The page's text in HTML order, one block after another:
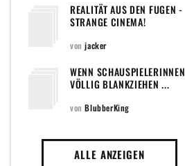
REALITÄT AUS DEN FUGEN -
STRANGE CINEMA!
vonjacker
WENN SCHAUSPIELERINNEN
VÖLLIG BLANKZIEHEN ...
vonBlubberKing
ALLE ANZEIGEN